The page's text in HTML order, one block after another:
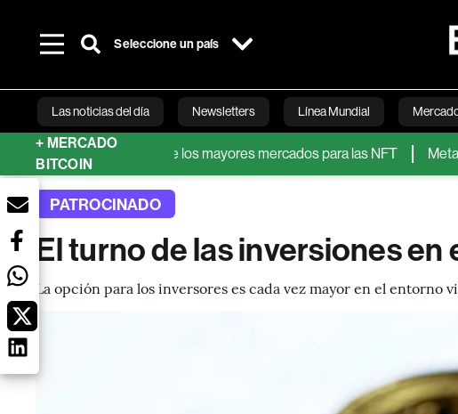
Seleccione un país
Las noticias del día Newsletters Línea Mundial
Bloomberg Green
+ MERCADO
BITCOIN
en uno de los mayores mercados para las NFT Metaverso y
PATROCINADO
El turno de las inversiones en
La opción para los inversores es cada vez mayor en el